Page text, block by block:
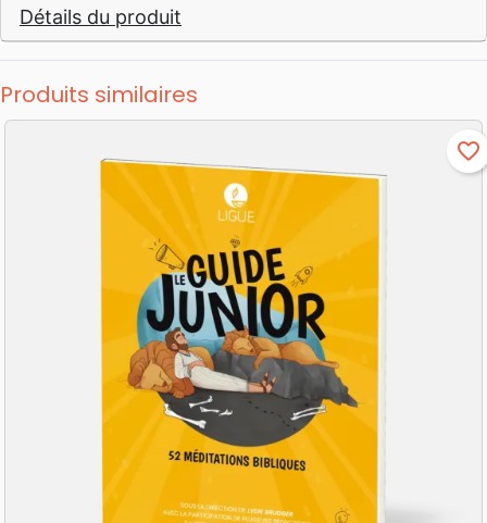
Détails du produit
Produits similaires
favorite_border